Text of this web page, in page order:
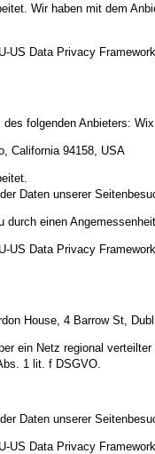
Wir haben mit dem
Data Privacy
folgenden Anbieters:
California 94158, USA
Daten unserer
einen
Data Privacy
House, 4 Barrow St,
ein Netz regional
1 lit. f DSGVO.
Daten unserer
Data Privacy